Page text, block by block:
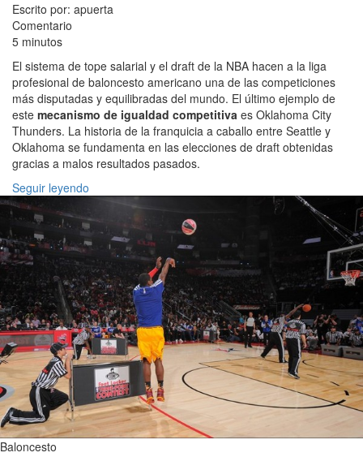
Escrito por: apuerta
Comentario
5 minutos
El sistema de tope salarial y el draft de la NBA hacen a la liga
profesional de baloncesto americano una de las competiciones
más disputadas y equilibradas del mundo. El último ejemplo de
este mecanismo de igualdad competitiva es Oklahoma City
Thunders. La historia de la franquicia a caballo entre Seattle y
Oklahoma se fundamenta en las elecciones de draft obtenidas
gracias a malos resultados pasados.
Seguir leyendo
Baloncesto